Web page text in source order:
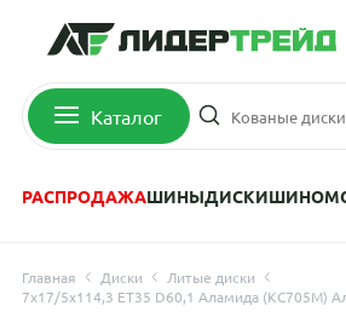
Каталог
РАСПРОДАЖАШИНЫДИСКИ
Главная Диски
Литые диски
7x17/5x114,3 ET35 D60,1 Аламида (КС705М)